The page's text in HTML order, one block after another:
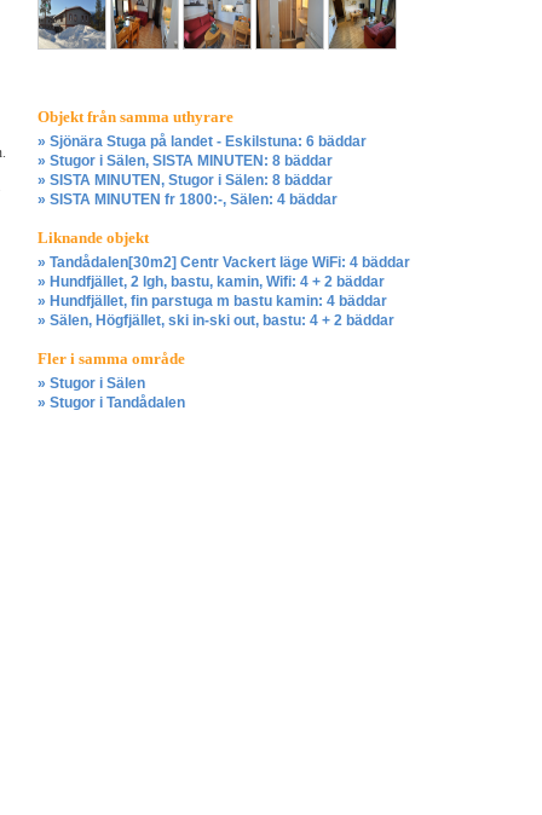
Objekt från samma uthyrare
» Sjönära Stuga på landet - Eskilstuna: 6 bäddar
» Stugor i Sälen, SISTA MINUTEN: 8 bäddar
» SISTA MINUTEN, Stugor i Sälen: 8 bäddar
» SISTA MINUTEN fr 1800:-, Sälen: 4 bäddar
Liknande objekt
» Tandådalen[30m2] Centr Vackert läge WiFi: 4 bäddar
» Hundfjället, 2 lgh, bastu, kamin, Wifi: 4 + 2 bäddar
» Hundfjället, fin parstuga m bastu kamin: 4 bäddar
» Sälen, Högfjället, ski in-ski out, bastu: 4 + 2 bäddar
Fler i samma område
» Stugor i Sälen
» Stugor i Tandådalen